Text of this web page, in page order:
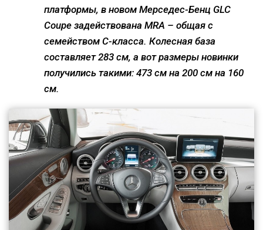
платформы, в новом Мерседес-Бенц GLC
Coupe задействована MRA – общая с
семейством C-класса. Колесная база
составляет 283 см, а вот размеры новинки
получились такими: 473 см на 200 см на 160
см.